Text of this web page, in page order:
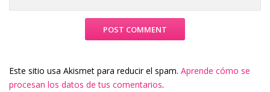
Este sitio usa Akismet para reducir el spam. Aprende cómo se
procesan los datos de tus comentarios.